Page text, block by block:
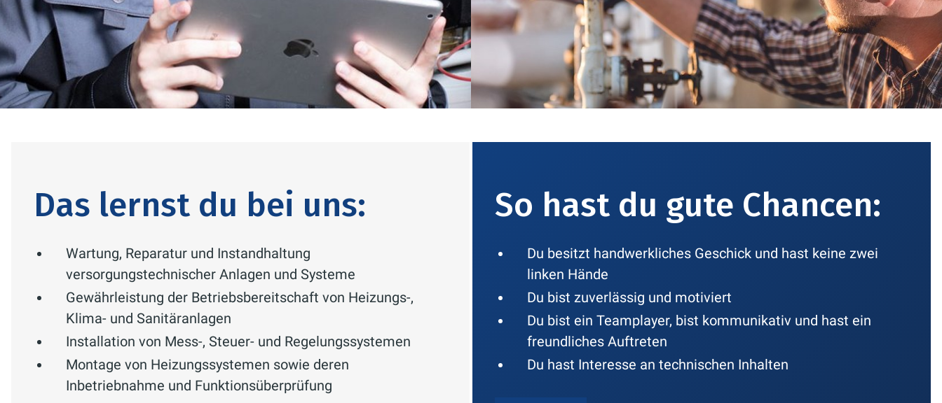
Das lernst du bei uns:
Wartung, Reparatur und Instandhaltung
versorgungstechnischer Anlagen und Systeme
Gewährleistung der Betriebsbereitschaft von Heizungs-,
Klima- und Sanitäranlagen
Installation von Mess-, Steuer- und Regelungssystemen
Montage von Heizungssystemen sowie deren
Inbetriebnahme und Funktionsüberprüfung
So hast du gute Chancen:
Du besitzt handwerkliches Geschick und hast keine zwei
linken Hände
Du bist zuverlässig und motiviert
Du bist ein Teamplayer, bist kommunikativ und hast ein
freundliches Auftreten
Du hast Interesse an technischen Inhalten